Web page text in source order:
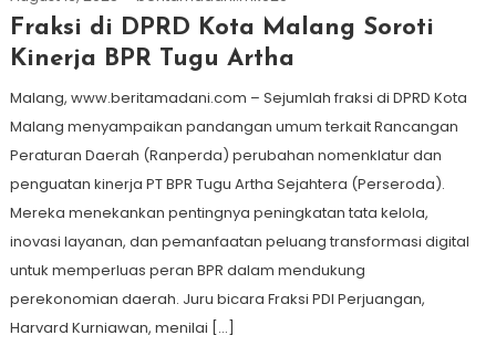
Fraksi di DPRD Kota Malang Soroti
Kinerja BPR Tugu Artha
Malang, www.beritamadani.com – Sejumlah fraksi di DPRD Kota
Malang menyampaikan pandangan umum terkait Rancangan
Peraturan Daerah (Ranperda) perubahan nomenklatur dan
penguatan kinerja PT BPR Tugu Artha Sejahtera (Perseroda).
Mereka menekankan pentingnya peningkatan tata kelola,
inovasi layanan, dan pemanfaatan peluang transformasi digital
untuk memperluas peran BPR dalam mendukung
perekonomian daerah. Juru bicara Fraksi PDI Perjuangan,
Harvard Kurniawan, menilai […]